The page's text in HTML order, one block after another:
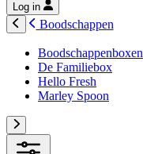
Log in
Boodschappen
Boodschappenboxen
De Familiebox
Hello Fresh
Marley Spoon